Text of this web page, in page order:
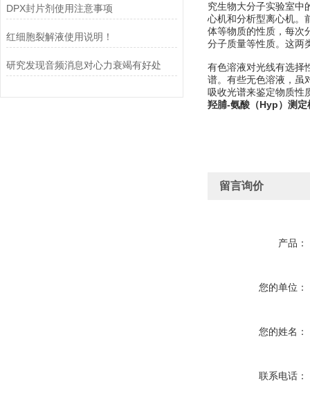
DPX封片剂使用注意事项
红细胞裂解液使用说明！
研究发现音频消息对心力衰竭有好处
究生物大分子实验室中
心机和分析型离心机。
体等物质的性质，每次
分子质量等性质。这两
有色溶液对光线有选择
谱。有些无色溶液，虽
吸收光谱来鉴定物质性
羟脯-氨酸（Hyp）测
留言询价
产品：
您的单位：
您的姓名：
联系电话：